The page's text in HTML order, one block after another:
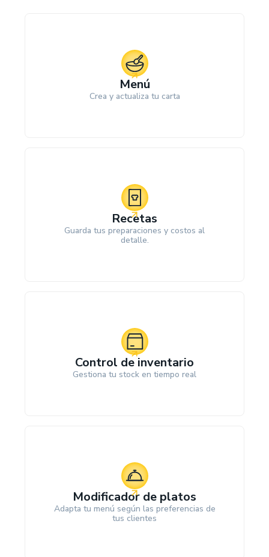
Menú
Crea y actualiza tu carta
Recetas
Guarda tus preparaciones y costos al
detalle.
Control de inventario
Gestiona tu stock en tiempo real
Modificador de platos
Adapta tu menú según las preferencias de
tus clientes